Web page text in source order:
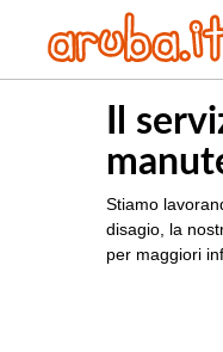
Il
Stiamo
disagio, la
per maggiori